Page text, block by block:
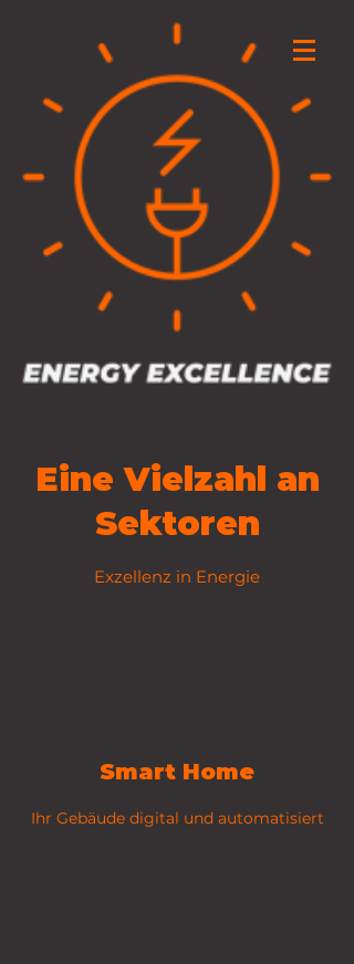
Energy
Excellence
Eine Vielzahl an
Sektoren
Exzellenz in Energie
Smart Home
Ihr Gebäude digital und automatisiert